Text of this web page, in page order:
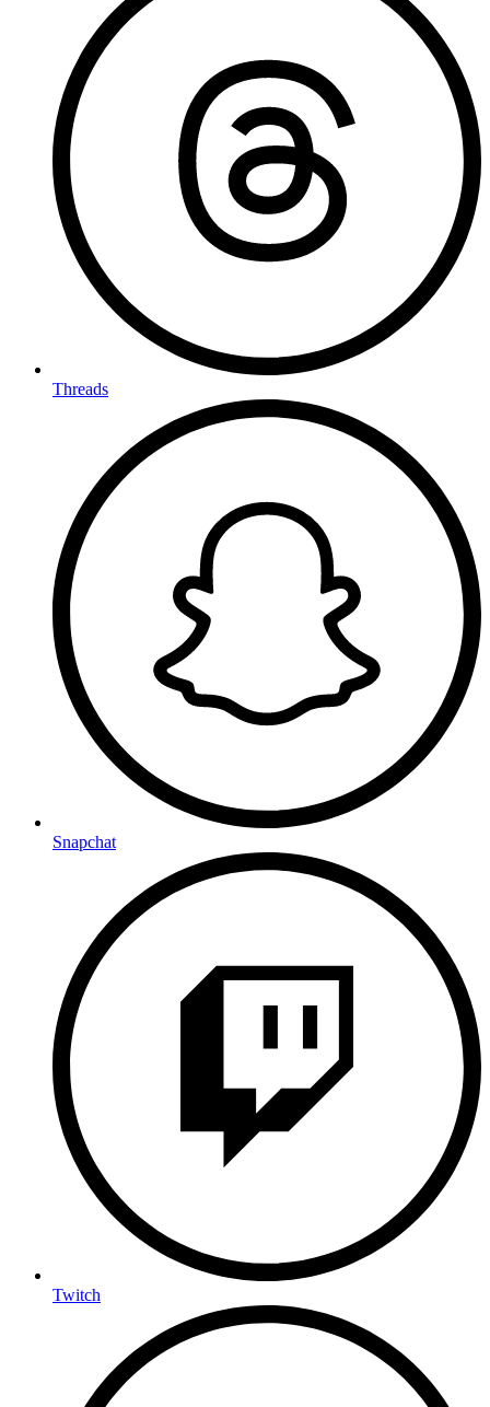
Threads
Snapchat
Twitch